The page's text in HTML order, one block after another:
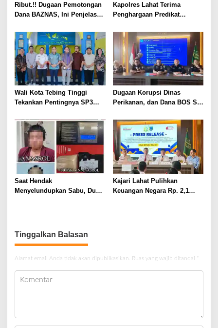
Ribut.!! Dugaan Pemotongan
Dana BAZNAS, Ini Penjelasan
Kapolres Lahat Terima
Penghargaan Predikat
Sumsel Tahun 2026
Wali Kota Tebing Tinggi
Tekankan Pentingnya SP3
Dugaan Korupsi Dinas
Perikanan, dan Dana BOS SD
Terus Dipertajam Kajari Lahat
Saat Hendak
Menyelundupkan Sabu, Dua
Kajari Lahat Pulihkan
Keuangan Negara Rp. 2,1
Tinggalkan Balasan
Alamat email Anda tidak akan dipublikasikan. Ruas yang wajib ditandai *